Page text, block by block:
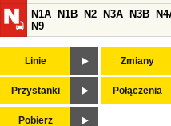
N1A
N1B N2 N3A N3B
N9
Linie Zmiany
Przystanki Połączenia
Pobierz